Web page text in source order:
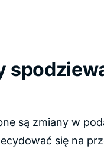
są zmiany w
się na